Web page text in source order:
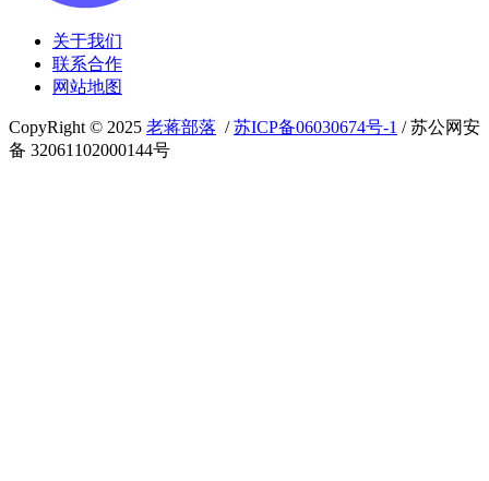
关于我们
联系合作
网站地图
CopyRight © 2025 老蒋部落 /苏ICP备06030674号-1 / 苏公网安
备 32061102000144号